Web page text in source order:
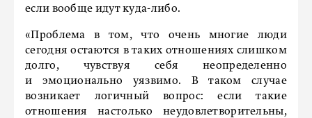
если вообще идут куда-либо.
«Проблема в том, что очень многие люди
сегодня остаются в таких отношениях слишком
долго, чувствуя себя неопределенно
и эмоционально уязвимо. В таком случае
возникает логичный вопрос: если такие
отношения настолько неудовлетворительны,